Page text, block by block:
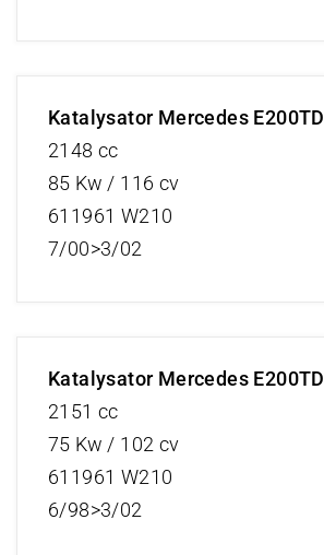
Katalysator Mercedes E200TD
2148 cc
85 Kw / 116 cv
611961 W210
7/00>3/02
Katalysator Mercedes E200TD
2151 cc
75 Kw / 102 cv
611961 W210
6/98>3/02